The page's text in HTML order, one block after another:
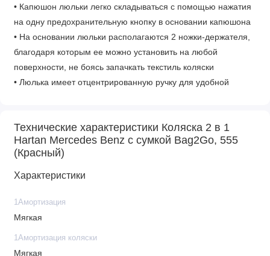
• Капюшон люльки легко складываться с помощью нажатия
на одну предохранительную кнопку в основании капюшона
• На основании люльки располагаются 2 ножки-держателя,
благодаря которым ее можно установить на любой
поверхности, не боясь запачкать текстиль коляски
• Люлька имеет отцентрированную ручку для удобной
температуре 30 ̊С
• Надежное крепление к шасси обеспечивается за счет 8-
точечного крепления
• Фиксатор для снятия люльки расположен у изголовья на
• На капюшоне люльки расположен защитный козырёк,
который при необходимости можно убрать внутрь
• Накидка на люльку крепится на молнии
• Размеры (ШхДхВ): 34 х 79 см х 22 см
Технические характеристики Коляска 2 в 1
Hartan Mercedes Benz с сумкой Bag2Go, 555
(Красный)
Характеристики
1Амортизация
Мягкая
1Амортизация коляски
Мягкая